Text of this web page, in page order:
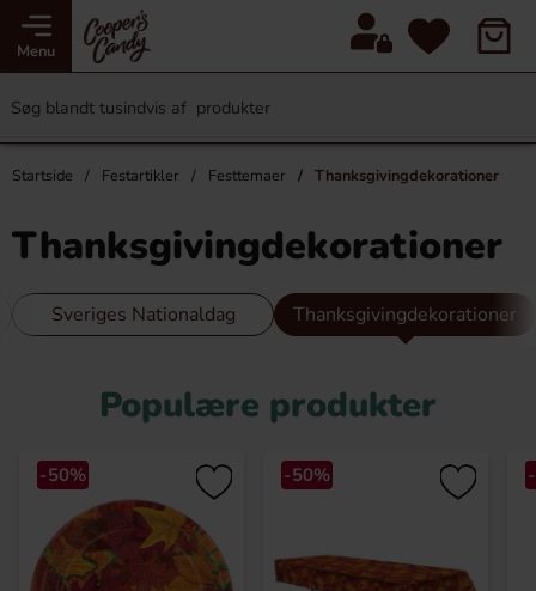
Menu
Startside Festartikler Festtemaer Thanksgivingdekorationer
Thanksgivingdekorationer
Sveriges Nationaldag Thanksgivingdekorationer
Populære produkter
-50% -50%